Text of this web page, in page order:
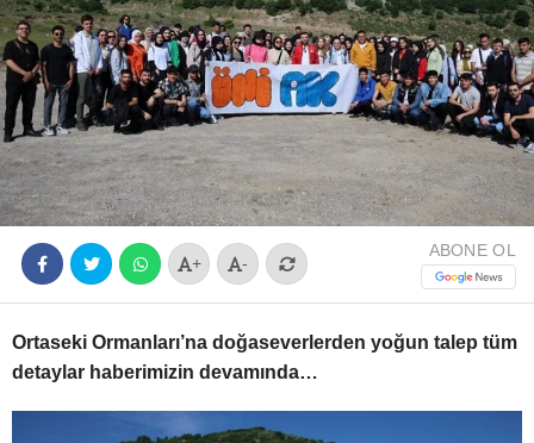
Youtube
+ -
ABONE OL
Ortaseki Ormanları’na doğaseverlerden yoğun talep tüm
detaylar haberimizin devamında…